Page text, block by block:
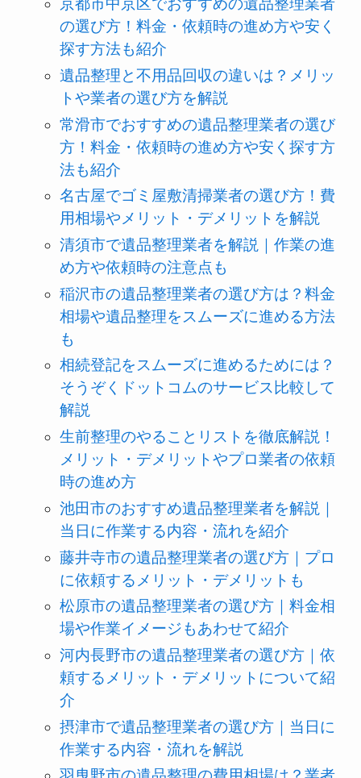
京都市中京区でおすすめの遺品整理業者
の選び方！料金・依頼時の進め方や安く
探す方法も紹介
遺品整理と不用品回収の違いは？メリッ
トや業者の選び方を解説
常滑市でおすすめの遺品整理業者の選び
方！料金・依頼時の進め方や安く探す方
法も紹介
名古屋でゴミ屋敷清掃業者の選び方！費
用相場やメリット・デメリットを解説
清須市で遺品整理業者を解説｜作業の進
め方や依頼時の注意点も
稲沢市の遺品整理業者の選び方は？料金
相場や遺品整理をスムーズに進める方法
も
相続登記をスムーズに進めるためには？
そうぞくドットコムのサービス比較して
解説
生前整理のやることリストを徹底解説！
メリット・デメリットやプロ業者の依頼
時の進め方
池田市のおすすめ遺品整理業者を解説｜
当日に作業する内容・流れを紹介
藤井寺市の遺品整理業者の選び方｜プロ
に依頼するメリット・デメリットも
松原市の遺品整理業者の選び方｜料金相
場や作業イメージもあわせて紹介
河内長野市の遺品整理業者の選び方｜依
頼するメリット・デメリットについて紹
介
摂津市で遺品整理業者の選び方｜当日に
作業する内容・流れを解説